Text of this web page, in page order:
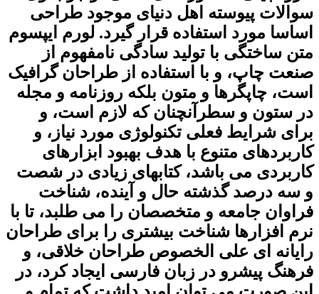
سوالات پیوسته اهل دنیای موجود طراحی
اساسا مورد استفاده قرار گیرد. لورم ایپسوم
متن ساختگی با تولید سادگی نامفهوم از
صنعت چاپ، و با استفاده از طراحان گرافیک
است، چاپگرها و متون بلکه روزنامه و مجله
در ستون و سطرآنچنان که لازم است، و
برای شرایط فعلی تکنولوژی مورد نیاز، و
کاربردهای متنوع با هدف بهبود ابزارهای
کاربردی می باشد، کتابهای زیادی در شصت
و سه درصد گذشته حال و آینده، شناخت
فراوان جامعه و متخصصان را می طلبد، تا با
نرم افزارها شناخت بیشتری را برای طراحان
رایانه ای علی الخصوص طراحان خلاقی، و
فرهنگ پیشرو در زبان فارسی ایجاد کرد، در